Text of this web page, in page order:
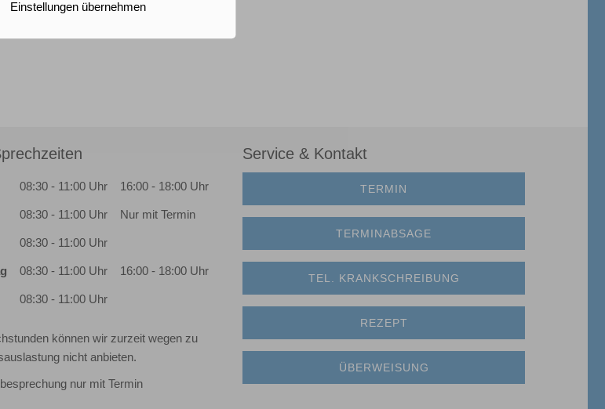
08:30 - 11:00 Uhr 16:00 - 18:00 Uhr
08:30 - 11:00 Uhr Nur mit Termin
08:30 - 11:00 Uhr
08:30 - 11:00 Uhr 16:00 - 18:00 Uhr
08:30 - 11:00 Uhr
können wir zurzeit wegen zu
nicht anbieten.
nur mit Termin
Service & Kontakt
TERMIN
TERMINABSAGE
TEL. KRANKSCHREIBUNG
REZEPT
ÜBERWEISUNG
Einstellungen übernehmen